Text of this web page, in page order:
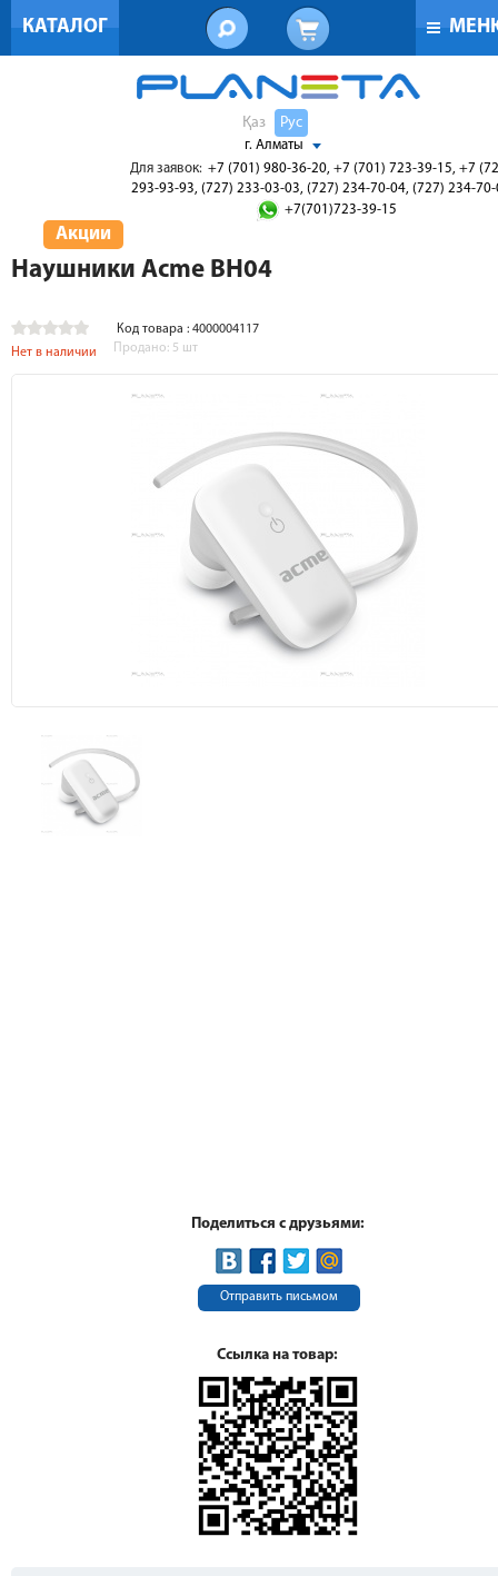
КАТАЛОГ
Қаз Рус
г. Алматы
Для заявок: +7 (701) 980-36-20, +7 (701) 723-39-15, +7
293-93-93, (727) 233-03-03, (727) 234-70-04, (727) 234-
+7(701)723-39-15
Акции
Наушники Acme BH04
Код товара : 4000004117
Нет в наличии
Продано: 5 шт
Поделиться с друзьями:
Отправить письмом
Ссылка на товар: